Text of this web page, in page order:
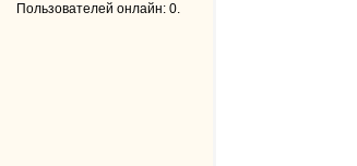
Пользователей онлайн: 0.